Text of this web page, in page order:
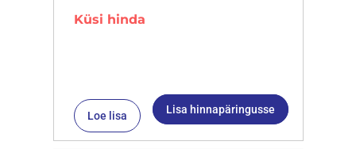
Küsi hinda
Loe lisa Lisa hinnapäringusse